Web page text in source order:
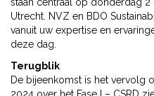
Utrecht. NVZ en BDO
vanuit uw expertise en
deze dag.
Terugblik
De bijeenkomst is het vervolg